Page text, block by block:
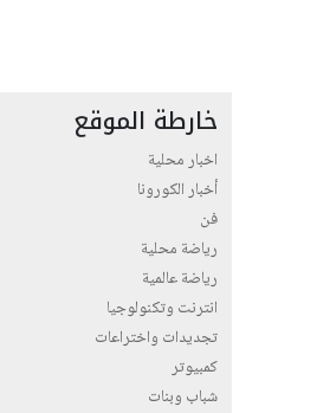
خارطة الموقع
اخبار محلية
أخبار الكورونا
فن
رياضة محلية
رياضة عالمية
انترنت وتكنولوجيا
تجديدات واختراعات
كمبيوتر
شباب وبنات